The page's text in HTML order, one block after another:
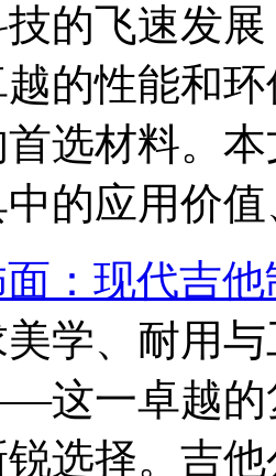
的飞速发
的性能和
选材料。
中的应用价
：现代吉
学、耐用
这一卓越的
选择。吉